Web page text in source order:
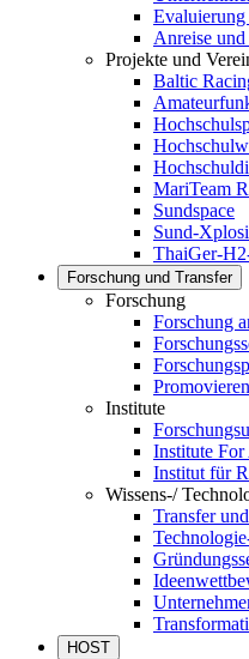
Evaluierung
Anreise
Projekte und
Baltic
MariTeam
Sundspace
Sund-
ThaiGer-
Forschung und Transfer
Forschung
Forschung
Institute
Institute
Institut für
Wissens-/
Transfer
HOST